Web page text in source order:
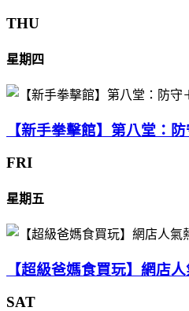
THU
星期四
【新手拳擊館】第八堂：
FRI
星期五
【超級爸媽食買玩】網店
SAT